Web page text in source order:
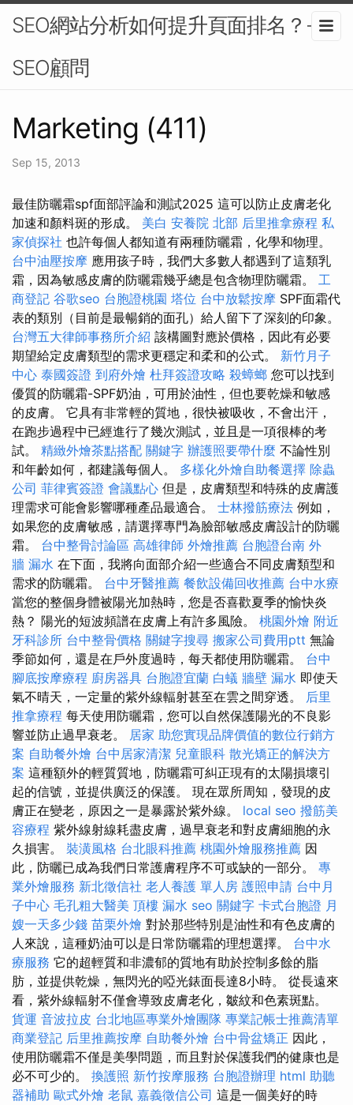
SEO網站分析如何提升頁面排名？-
SEO顧問
Marketing (411)
Sep 15, 2013
最佳防曬霜spf面部評論和測試2025 這可以防止皮膚老化
加速和顏料斑的形成。 美白 安養院 北部 后里推拿療程 私
家偵探社 也許每個人都知道有兩種防曬霜，化學和物理。
台中油壓按摩 應用孩子時，我們大多數人都遇到了這類乳
霜，因為敏感皮膚的防曬霜幾乎總是包含物理防曬霜。 工
商登記 谷歌seo 台胞證桃園 塔位 台中放鬆按摩 SPF面霜代
表的類別（目前是最暢銷的面孔）給人留下了深刻的印象。
台灣五大律師事務所介紹 該構圖對應於價格，因此有必要
期望給定皮膚類型的需求更穩定和柔和的公式。 新竹月子
中心 泰國簽證 到府外燴 杜拜簽證攻略 殺蟑螂 您可以找到
優質的防曬霜-SPF奶油，可用於油性，但也要乾燥和敏感
的皮膚。 它具有非常輕的質地，很快被吸收，不會出汗，
在跑步過程中已經進行了幾次測試，並且是一項很棒的考
試。 精緻外燴茶點搭配 關鍵字 辦護照要帶什麼 不論性別
和年齡如何，都建議每個人。 多樣化外燴自助餐選擇 除蟲
公司 菲律賓簽證 會議點心 但是，皮膚類型和特殊的皮膚護
理需求可能會影響哪種產品最適合。 士林撥筋療法 例如，
如果您的皮膚敏感，請選擇專門為臉部敏感皮膚設計的防曬
霜。 台中整骨討論區 高雄律師 外燴推薦 台胞證台南 外
牆 漏水 在下面，我將向面部介紹一些適合不同皮膚類型和
需求的防曬霜。 台中牙醫推薦 餐飲設備回收推薦 台中水療
當您的整個身體被陽光加熱時，您是否喜歡夏季的愉快炎
熱？ 陽光的短波頻譜在皮膚上有許多風險。 桃園外燴 附近
牙科診所 台中整骨價格 關鍵字搜尋 搬家公司費用ptt 無論
季節如何，還是在戶外度過時，每天都使用防曬霜。 台中
腳底按摩療程 廚房器具 台胞證宜蘭 白蟻 牆壁 漏水 即使天
氣不晴天，一定量的紫外線輻射甚至在雲之間穿透。 后里
推拿療程 每天使用防曬霜，您可以自然保護陽光的不良影
響並防止過早衰老。 居家 助您實現品牌價值的數位行銷方
案 自助餐外燴 台中居家清潔 兒童眼科 散光矯正的解決方
案 這種額外的輕質質地，防曬霜可糾正現有的太陽損壞引
起的信號，並提供廣泛的保護。 現在眾所周知，發現的皮
膚正在變老，原因之一是暴露於紫外線。 local seo 撥筋美
容療程 紫外線射線耗盡皮膚，過早衰老和對皮膚細胞的永
久損害。 裝潢風格 台北眼科推薦 桃園外燴服務推薦 因
此，防曬已成為我們日常護膚程序不可或缺的一部分。 專
業外燴服務 新北徵信社 老人養護 單人房 護照申請 台中月
子中心 毛孔粗大醫美 頂樓 漏水 seo 關鍵字 卡式台胞證 月
嫂一天多少錢 苗栗外燴 對於那些特別是油性和有色皮膚的
人來說，這種奶油可以是日常防曬霜的理想選擇。 台中水
療服務 它的超輕質和非濃郁的質地有助於控制多餘的脂
肪，並提供乾燥，無閃光的啞光錶面長達8小時。 從長遠來
看，紫外線輻射不僅會導致皮膚老化，皺紋和色素斑點。
貨運 音波拉皮 台北地區專業外燴團隊 專業記帳士推薦清單
商業登記 后里推薦按摩 自助餐外燴 台中骨盆矯正 因此，
使用防曬霜不僅是美學問題，而且對於保護我們的健康也是
必不可少的。 換護照 新竹按摩服務 台胞證辦理 html 助聽
器補助 歐式外燴 老鼠 嘉義徵信公司 這是一個美好的時